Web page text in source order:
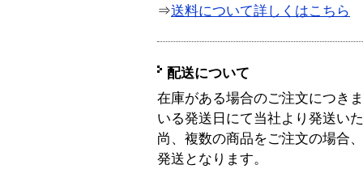
⇒送料について詳しくはこちら
配送について
在庫がある場合のご注文につき
いる発送日にて当社より発送い
尚、複数の商品をご注文の場合
発送となります。